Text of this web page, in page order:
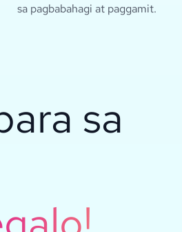
sa pagbabahagi at paggamit.
sa